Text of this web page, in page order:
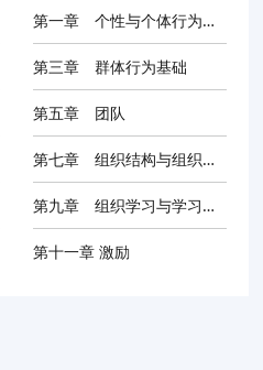
第一章 个性与个体行为分析
第三章 群体行为基础
第五章 团队
第七章 组织结构与组织变革
第九章 组织学习与学习型组织
第十一章 激励